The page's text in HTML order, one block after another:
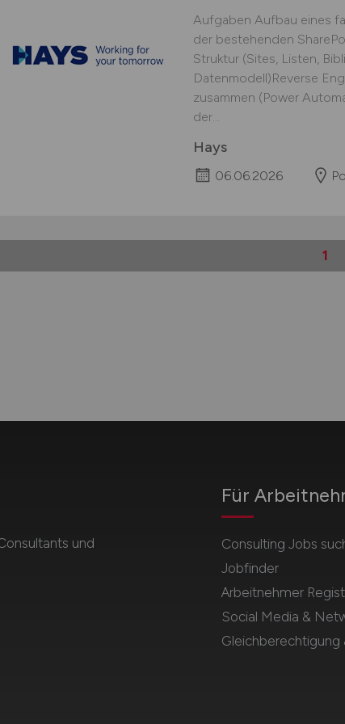
Aufgaben Aufbau eines
der bestehenden
Struktur (Sites, Listen,
Datenmodell)Reverse
zusammen (Power
der...
Hays
06.06.2026
1
und
Für
Consulting Jobs
Jobfinder
Arbeitnehmer
Social Media &
Gleichberechtigung